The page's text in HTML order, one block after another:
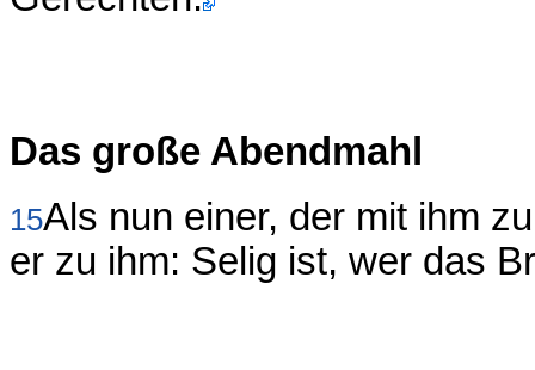
Das große Abendmahl
15Als nun einer, der mit ihm
er zu ihm: Selig ist, wer das